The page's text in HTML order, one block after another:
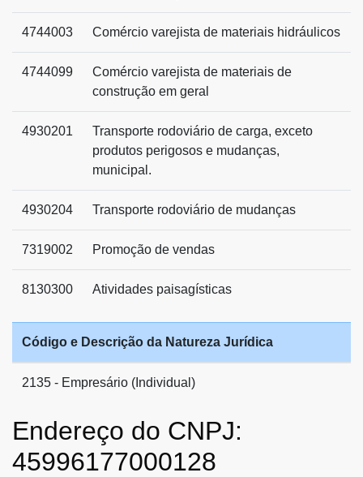
4744003 Comércio varejista de materiais hidráulicos
4744099
Comércio varejista de materiais de
construção em geral
4930201
Transporte rodoviário de carga, exceto
produtos perigosos e mudanças,
municipal.
4930204 Transporte rodoviário de mudanças
7319002 Promoção de vendas
8130300 Atividades paisagísticas
Código e Descrição da Natureza Jurídica
2135 - Empresário (Individual)
Endereço do CNPJ:
45996177000128